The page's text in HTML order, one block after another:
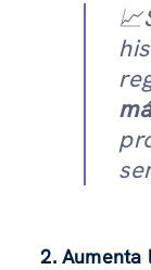
2. Aumenta